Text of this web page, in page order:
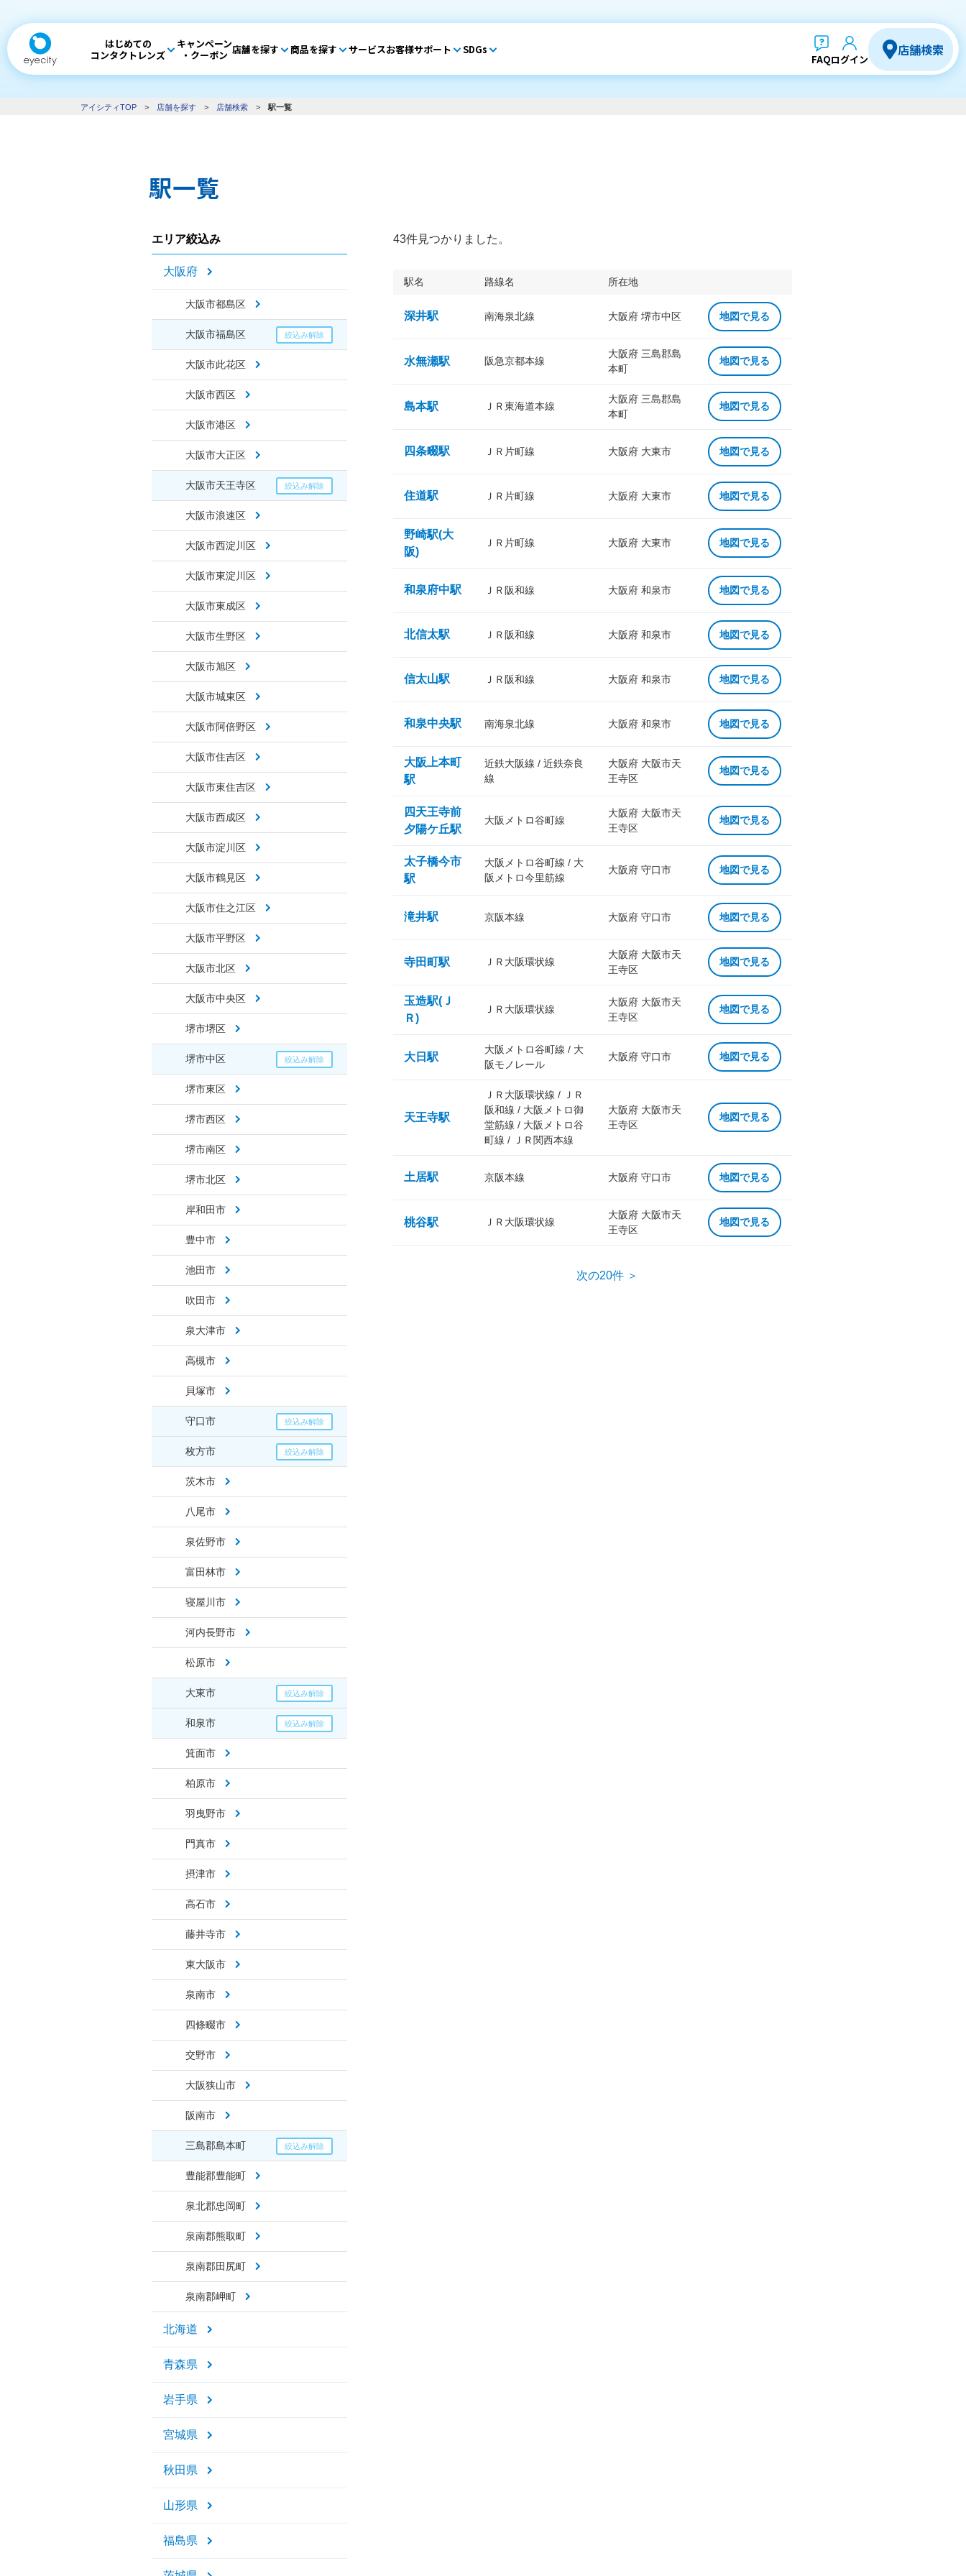
はじめての
コンタクトレンズ
キャンペーン
・クーポン 店舗を探す 商品を探す サービスお客様サポート SDGs
FAQログイン
店舗検索
アイシティTOP > 店舗を探す > 店舗検索 > 駅一覧
駅一覧
エリア絞込み
大阪府
大阪市都島区
大阪市福島区
大阪市此花区
大阪市西区
大阪市港区
大阪市大正区
大阪市天王寺区
大阪市浪速区
大阪市西淀川区
大阪市東淀川区
大阪市東成区
大阪市生野区
大阪市旭区
大阪市城東区
大阪市阿倍野区
大阪市住吉区
大阪市東住吉区
大阪市西成区
大阪市淀川区
大阪市鶴見区
大阪市住之江区
大阪市平野区
大阪市北区
大阪市中央区
堺市堺区
堺市中区
堺市東区
堺市西区
堺市南区
堺市北区
岸和田市
豊中市
池田市
吹田市
泉大津市
高槻市
貝塚市
守口市
枚方市
茨木市
八尾市
泉佐野市
富田林市
寝屋川市
河内長野市
松原市
大東市
和泉市
箕面市
柏原市
羽曳野市
門真市
摂津市
高石市
藤井寺市
東大阪市
泉南市
四條畷市
交野市
大阪狭山市
阪南市
三島郡島本町
豊能郡豊能町
泉北郡忠岡町
泉南郡熊取町
泉南郡田尻町
泉南郡岬町
北海道
青森県
岩手県
宮城県
秋田県
山形県
福島県
43件見つかりました。
駅名 路線名 所在地
深井駅 南海泉北線 大阪府 堺市中区 地図で見る
水無瀬駅 阪急京都本線
大阪府 三島郡島
本町
地図で見る
島本駅 ＪＲ東海道本線
大阪府 三島郡島
本町
地図で見る
四条畷駅 ＪＲ片町線 大阪府 大東市 地図で見る
住道駅 ＪＲ片町線 大阪府 大東市 地図で見る
野崎駅(大
阪)
ＪＲ片町線 大阪府 大東市 地図で見る
和泉府中駅 ＪＲ阪和線 大阪府 和泉市 地図で見る
北信太駅 ＪＲ阪和線 大阪府 和泉市 地図で見る
信太山駅 ＪＲ阪和線 大阪府 和泉市 地図で見る
和泉中央駅 南海泉北線 大阪府 和泉市 地図で見る
大阪上本町
駅
近鉄大阪線 / 近鉄奈良
線
大阪府 大阪市天
王寺区
地図で見る
四天王寺前
夕陽ケ丘駅
大阪メトロ谷町線
大阪府 大阪市天
王寺区
地図で見る
太子橋今市
駅
大阪メトロ谷町線 / 大
阪メトロ今里筋線
大阪府 守口市 地図で見る
滝井駅 京阪本線 大阪府 守口市 地図で見る
寺田町駅 ＪＲ大阪環状線
大阪府 大阪市天
王寺区
地図で見る
玉造駅(Ｊ
Ｒ)
ＪＲ大阪環状線
大阪府 大阪市天
王寺区
地図で見る
大日駅
大阪メトロ谷町線 / 大
阪モノレール
大阪府 守口市 地図で見る
天王寺駅
ＪＲ大阪環状線 / ＪＲ
阪和線 / 大阪メトロ御
堂筋線 / 大阪メトロ谷
町線 / ＪＲ関西本線
大阪府 大阪市天
王寺区
地図で見る
土居駅 京阪本線 大阪府 守口市 地図で見る
桃谷駅 ＪＲ大阪環状線
大阪府 大阪市天
王寺区
地図で見る
次の20件 ＞